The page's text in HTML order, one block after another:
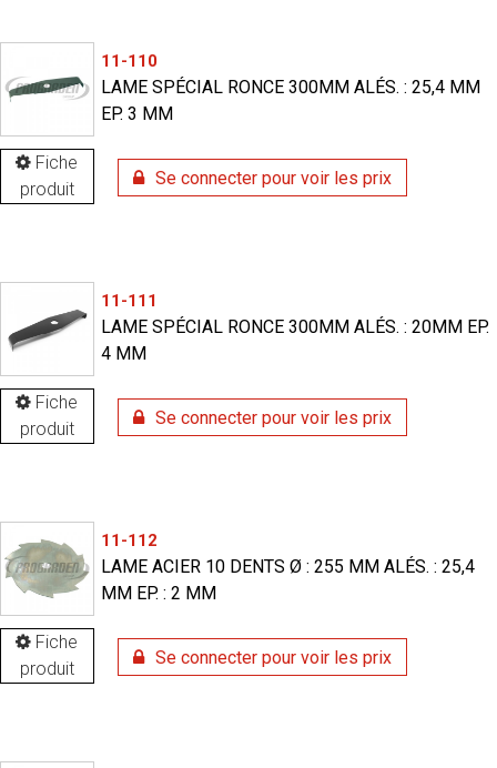
Fiche
produit
11-110
LAME SPÉCIAL RONCE 300MM ALÉS. : 25,4 MM
EP. 3 MM
Se connecter pour voir les prix
Fiche
produit
11-111
LAME SPÉCIAL RONCE 300MM ALÉS. : 20MM EP.
4 MM
Se connecter pour voir les prix
Fiche
produit
11-112
LAME ACIER 10 DENTS Ø : 255 MM ALÉS. : 25,4
MM EP. : 2 MM
Se connecter pour voir les prix